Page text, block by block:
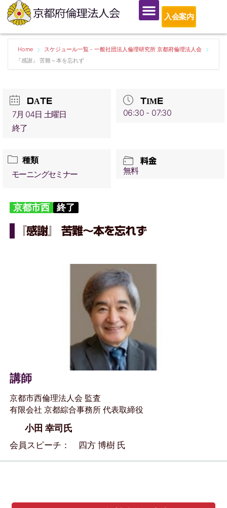
入会案内
Home
スケジュール一覧 - 一般社団法人倫理研究所 京都府倫理法人会
『感謝』 苦難～本を忘れず
DATE
7月 04日 土曜日
終了
TIME
06:30 - 07:30
種類
モーニングセミナー
料金
無料
京都市西 終了
『感謝』 苦難～本を忘れず
講師
京都市西倫理法人会 監査
有限会社 京都綜合事務所 代表取締役
小田 幸司氏
会員スピーチ： 四方 博樹 氏